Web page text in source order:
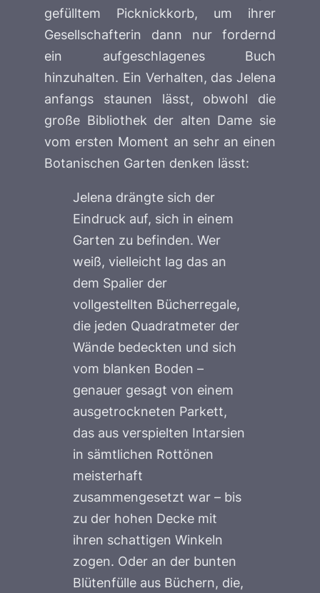
gefülltem Picknickkorb, um ihrer
Gesellschafterin dann nur fordernd
ein aufgeschlagenes Buch
hinzuhalten. Ein Verhalten, das Jelena
anfangs staunen lässt, obwohl die
große Bibliothek der alten Dame sie
vom ersten Moment an sehr an einen
Botanischen Garten denken lässt:
Jelena drängte sich der
Eindruck auf, sich in einem
Garten zu befinden. Wer
weiß, vielleicht lag das an
dem Spalier der
vollgestellten Bücherregale,
die jeden Quadratmeter der
Wände bedeckten und sich
vom blanken Boden –
genauer gesagt von einem
ausgetrockneten Parkett,
das aus verspielten Intarsien
in sämtlichen Rottönen
meisterhaft
zusammengesetzt war – bis
zu der hohen Decke mit
ihren schattigen Winkeln
zogen. Oder an der bunten
Blütenfülle aus Büchern, die,